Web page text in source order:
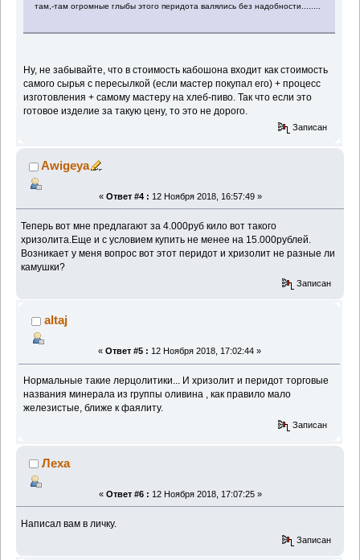
там,-там огромные глыбы этого перидота валялись без надобности........
Ну, не забывайте, что в стоимость кабошона входит как стоимость
самого сырья с пересылкой (если мастер покупал его) + процесс
изготовления + самому мастеру на хлеб-пиво. Так что если это
готовое изделие за такую цену, то это не дорого.
Записан
Awigeya
« Ответ #4 : 12 Ноября 2018, 16:57:49 »
Теперь вот мне предлагают за 4.000руб кило вот такого
хризолита.Еще и с условием купить не менее на 15.000рублей.
Возникает у меня вопрос вот этот перидот и хризолит не разные ли
камушки?
Записан
altaj
« Ответ #5 : 12 Ноября 2018, 17:02:44 »
Нормальные такие лерцолитики... И хризолит и перидот торговые
названия минерала из группы оливина , как правило мало
железистые, ближе к фаялиту.
Записан
Леха
« Ответ #6 : 12 Ноября 2018, 17:07:25 »
Написал вам в личку.
Записан